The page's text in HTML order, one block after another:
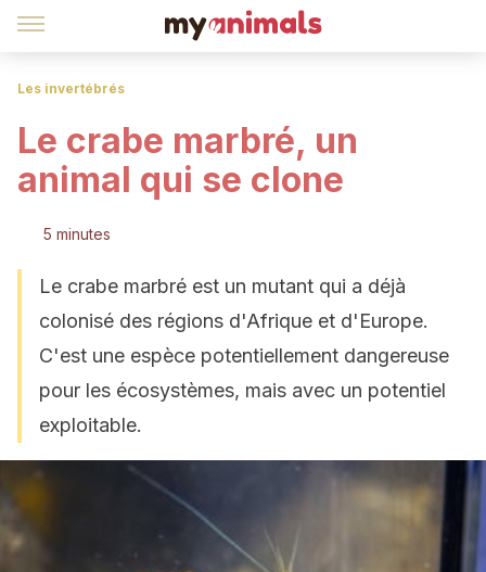
Les invertébrés
Le crabe marbré, un
animal qui se clone
5 minutes
Le crabe marbré est un mutant qui a déjà
colonisé des régions d'Afrique et d'Europe.
C'est une espèce potentiellement dangereuse
pour les écosystèmes, mais avec un potentiel
exploitable.